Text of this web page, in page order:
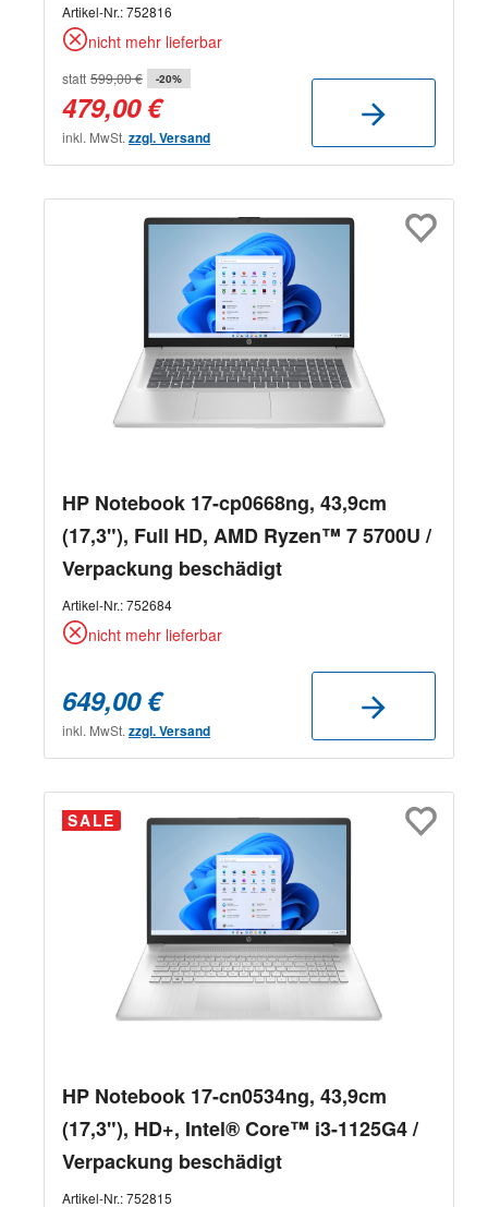
Artikel-Nr.:752816
nicht mehr lieferbar
statt 599,00 € -20%
479,00 €
inkl. MwSt. zzgl. Versand
HP Notebook 17-cp0668ng, 43,9cm
(17,3"), Full HD, AMD Ryzen™ 7 5700U /
Verpackung beschädigt
Artikel-Nr.:752684
nicht mehr lieferbar
649,00 €
inkl. MwSt. zzgl. Versand
SALE
HP Notebook 17-cn0534ng, 43,9cm
(17,3"), HD+, Intel® Core™ i3-1125G4 /
Verpackung beschädigt
Artikel-Nr.:752815